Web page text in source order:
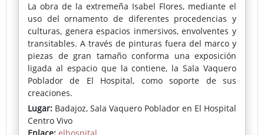
La obra de la extremeña Isabel Flores, mediante el
uso del ornamento de diferentes procedencias y
culturas, genera espacios inmersivos, envolventes y
transitables. A través de pinturas fuera del marco y
piezas de gran tamaño conforma una exposición
ligada al espacio que la contiene, la Sala Vaquero
Poblador de El Hospital, como soporte de sus
creaciones.
Lugar: Badajoz, Sala Vaquero Poblador en El Hospital
Centro Vivo